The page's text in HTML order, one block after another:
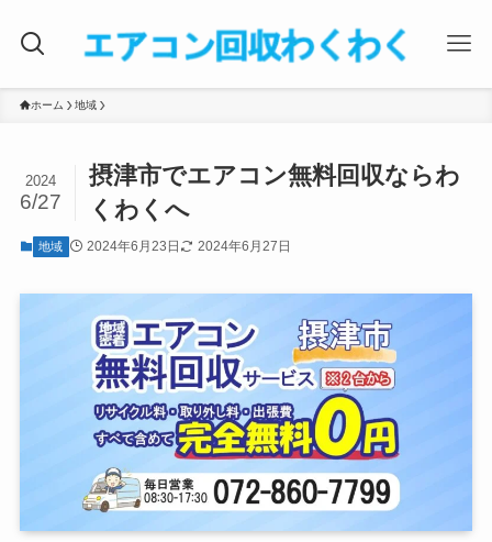
ホーム 地域
摂津市でエアコン無料回収ならわ
くわくへ
2024
6/27
地域 2024年6月23日 2024年6月27日